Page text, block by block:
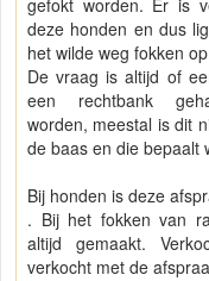
gefokt worden. Er is
deze honden en dus
het wilde weg fokken
De vraag is altijd of
een rechtbank
worden, meestal is dit
de baas en die bepaalt
Bij honden is deze
. Bij het fokken van
altijd gemaakt.
verkocht met de